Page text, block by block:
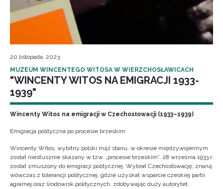
20 listopada, 2023
MUZEUM WINCENTEGO WITOSA W WIERZCHOSŁAWICACH
"WINCENTY WITOS NA EMIGRACJI 1933-
1939"
Wincenty Witos na emigracji w Czechosłowacji (1933–1939)
Emigracja polityczna po procesie brzeskim
Wincenty Witos, wybitny polski mąż stanu, w okresie międzywojennym
został niesłusznie skazany w tzw. „procesie brzeskim”. 28 września 1933 r.
został zmuszony do emigracji politycznej. Wybrał Czechosłowację, znaną
wówczas z tolerancji politycznej, gdzie uzyskał wsparcie czeskiej partii
agrarnej oraz środowisk politycznych, zdobywając duży autorytet.